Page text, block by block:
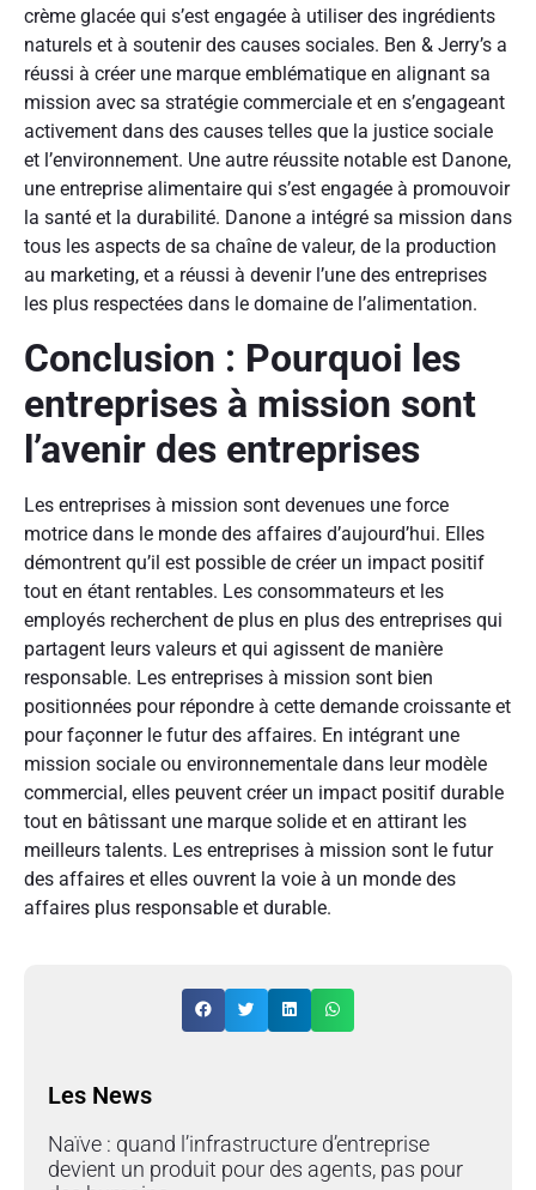
crème glacée qui s’est engagée à utiliser des ingrédients
naturels et à soutenir des causes sociales. Ben & Jerry’s a
réussi à créer une marque emblématique en alignant sa
mission avec sa stratégie commerciale et en s’engageant
activement dans des causes telles que la justice sociale
et l’environnement. Une autre réussite notable est Danone,
une entreprise alimentaire qui s’est engagée à promouvoir
la santé et la durabilité. Danone a intégré sa mission dans
tous les aspects de sa chaîne de valeur, de la production
au marketing, et a réussi à devenir l’une des entreprises
les plus respectées dans le domaine de l’alimentation.
Conclusion : Pourquoi les
entreprises à mission sont
l’avenir des entreprises
Les entreprises à mission sont devenues une force
motrice dans le monde des affaires d’aujourd’hui. Elles
démontrent qu’il est possible de créer un impact positif
tout en étant rentables. Les consommateurs et les
employés recherchent de plus en plus des entreprises qui
partagent leurs valeurs et qui agissent de manière
responsable. Les entreprises à mission sont bien
positionnées pour répondre à cette demande croissante et
pour façonner le futur des affaires. En intégrant une
mission sociale ou environnementale dans leur modèle
commercial, elles peuvent créer un impact positif durable
tout en bâtissant une marque solide et en attirant les
meilleurs talents. Les entreprises à mission sont le futur
des affaires et elles ouvrent la voie à un monde des
affaires plus responsable et durable.
Les News
Naïve : quand l’infrastructure d’entreprise
devient un produit pour des agents, pas pour